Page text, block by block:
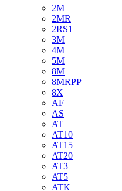
2M
2MR
2RS1
3M
4M
5M
8M
8MRPP
8X
AF
AS
AT
AT10
AT15
AT20
AT3
AT5
ATK